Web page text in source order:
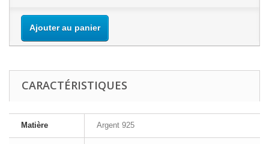
Ajouter au panier
CARACTÉRISTIQUES
Matière Argent 925